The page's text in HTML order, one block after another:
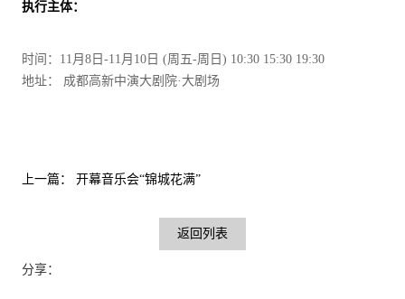
执行主体：
时间：11月8日-11月10日 (周五-周日) 10:30 15:30 19:30
地址： 成都高新中演大剧院·大剧场
上一篇： 开幕音乐会“锦城花满”
返回列表
分享：